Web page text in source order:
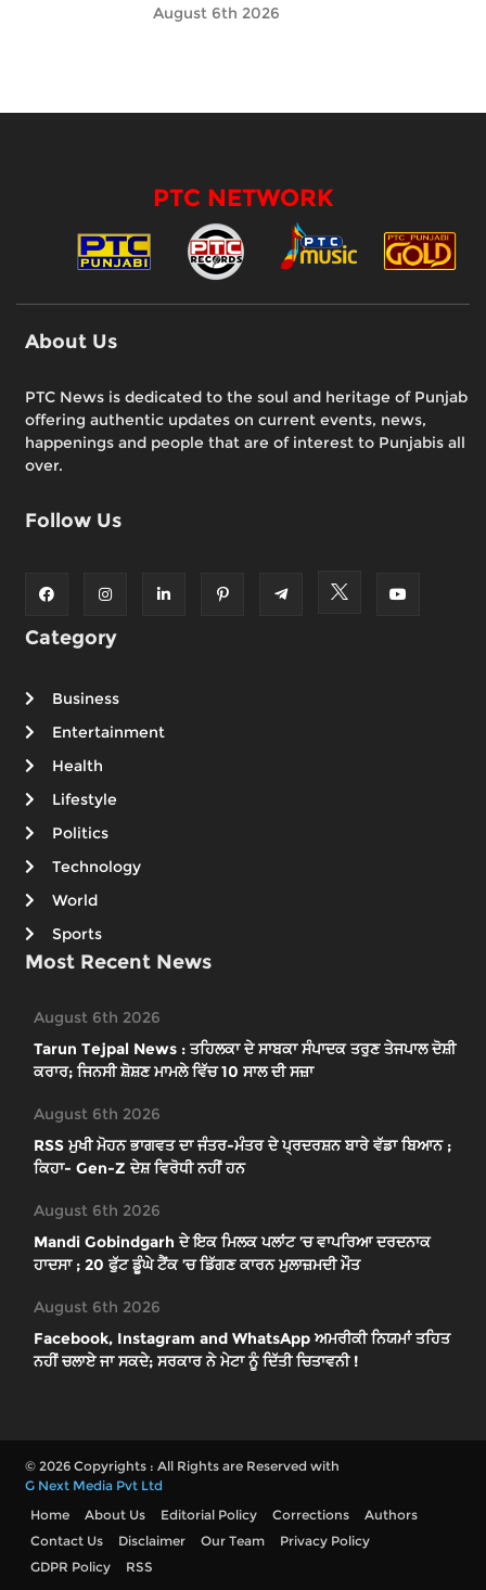
August 6th 2026
PTC NETWORK
About Us
PTC News is dedicated to the soul and heritage of Punjab
offering authentic updates on current events, news,
happenings and people that are of interest to Punjabis all
over.
Follow Us
Category
Business
Entertainment
Health
Lifestyle
Politics
Technology
World
Sports
Most Recent News
August 6th 2026
Tarun Tejpal News : ਤਹਿਲਕਾ ਦੇ ਸਾਬਕਾ ਸੰਪਾਦਕ ਤਰੁਣ ਤੇਜਪਾਲ ਦੋਸ਼ੀ
ਕਰਾਰ; ਜਿਨਸੀ ਸ਼ੋਸ਼ਣ ਮਾਮਲੇ ਵਿੱਚ 10 ਸਾਲ ਦੀ ਸਜ਼ਾ
August 6th 2026
RSS ਮੁਖੀ ਮੋਹਨ ਭਾਗਵਤ ਦਾ ਜੰਤਰ-ਮੰਤਰ ਦੇ ਪ੍ਰਦਰਸ਼ਨ ਬਾਰੇ ਵੱਡਾ ਬਿਆਨ ;
ਕਿਹਾ- Gen-Z ਦੇਸ਼ ਵਿਰੋਧੀ ਨਹੀਂ ਹਨ
August 6th 2026
Mandi Gobindgarh ਦੇ ਇਕ ਮਿਲਕ ਪਲਾਂਟ ’ਚ ਵਾਪਰਿਆ ਦਰਦਨਾਕ
ਹਾਦਸਾ ; 20 ਫੁੱਟ ਡੂੰਘੇ ਟੈਂਕ ’ਚ ਡਿੱਗਣ ਕਾਰਨ ਮੁਲਾਜ਼ਮਦੀ ਮੌਤ
August 6th 2026
Facebook, Instagram and WhatsApp ਅਮਰੀਕੀ ਨਿਯਮਾਂ ਤਹਿਤ
ਨਹੀਂ ਚਲਾਏ ਜਾ ਸਕਦੇ; ਸਰਕਾਰ ਨੇ ਮੇਟਾ ਨੂੰ ਦਿੱਤੀ ਚਿਤਾਵਨੀ !
© 2026 Copyrights : All Rights are Reserved with
G Next Media Pvt Ltd
Home
About Us Editorial Policy Corrections
Authors
Contact Us
Disclaimer Our Team
Privacy Policy
GDPR Policy
RSS